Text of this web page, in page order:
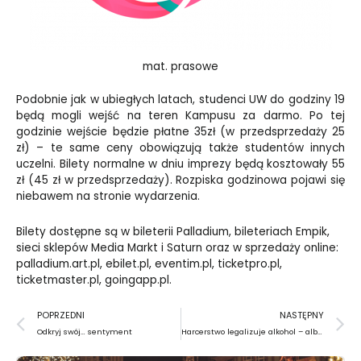
mat. prasowe
Podobnie jak w ubiegłych latach, studenci UW do godziny 19
będą mogli wejść na teren Kampusu za darmo. Po tej
godzinie wejście będzie płatne 35zł (w przedsprzedaży 25
zł) – te same ceny obowiązują także studentów innych
uczelni. Bilety normalne w dniu imprezy będą kosztowały 55
zł (45 zł w przedsprzedaży). Rozpiska godzinowa pojawi się
niebawem na stronie wydarzenia.
Bilety dostępne są w bileterii Palladium, bileteriach Empik,
sieci sklepów Media Markt i Saturn oraz w sprzedaży online:
palladium.art.pl, ebilet.pl, eventim.pl, ticketpro.pl,
ticketmaster.pl, goingapp.pl.
Prev
POPRZEDNI
Odkryj swój… sentyment
NASTĘPNY
Harcerstwo legalizuje alkohol – albo i nie